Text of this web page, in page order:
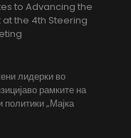
to Advancing the
at the 4th Steering
лидерки во
рамките на
политики „Мајка